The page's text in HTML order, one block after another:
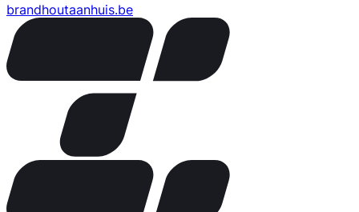
brandhoutaanhuis.be